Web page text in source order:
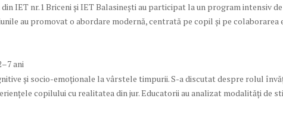
IET nr.1 Briceni și IET Balasinești au participat la un program intensiv
au promovat o abordare modernă, centrată pe copil și pe
ani
și socio-emoționale la vârstele timpurii. S-a discutat despre rolul
copilului cu realitatea din jur. Educatorii au analizat modalități de